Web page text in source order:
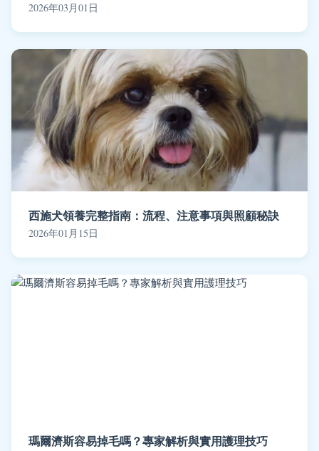
2026年03月01日
西施犬領養完整指南：流程、注意事項與照顧秘訣
2026年01月15日
瑪爾濟斯容易掉毛嗎？專家解析與實用護理技巧